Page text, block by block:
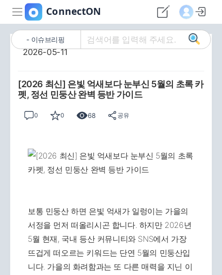
이슈브리핑
2026-05-11
[2026 최신] 은빛 억새보다 눈부신 5월의 초록 카
펫, 정선 민둥산 완벽 등반 가이드
0 0 68 공유
보통 민둥산 하면 은빛 억새가 일렁이는 가을의
서정을 먼저 떠올리시곤 합니다. 하지만 2026년
5월 현재, 국내 등산 커뮤니티와 SNS에서 가장
뜨겁게 떠오르는 키워드는 단연 5월의 민둥산입
니다. 가을의 화려함과는 또 다른 매력을 지닌 이